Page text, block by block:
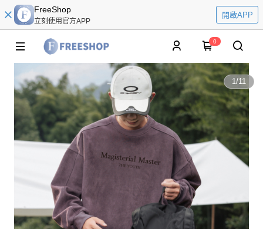
FreeShop
立刻使用官方APP
開啟APP
0
1/11